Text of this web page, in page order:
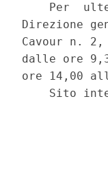
Per
Direzione
Cavour n.
dalle ore
ore 14,00
Sito